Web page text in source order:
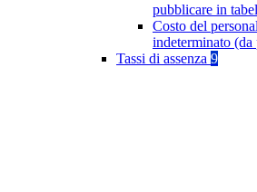
pubblicare in
Costo del
indeterminato
Tassi di assenza 9